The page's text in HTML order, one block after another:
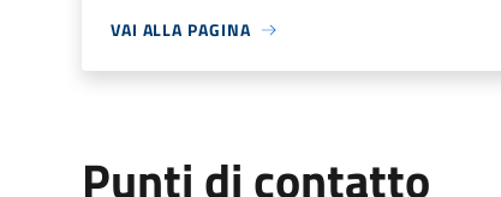
VAI ALLA PAGINA
Punti di contatto